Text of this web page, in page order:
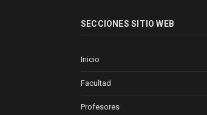
SECCIONES SITIO WEB
Inicio
Facultad
Profesores